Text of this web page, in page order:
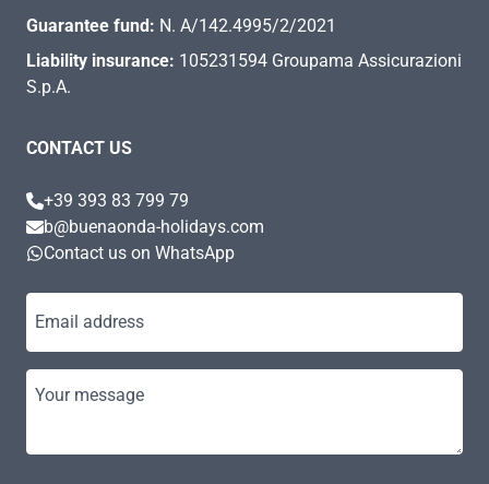
Guarantee fund: N. A/142.4995/2/2021
Liability insurance: 105231594 Groupama Assicurazioni
S.p.A.
CONTACT US
+39 393 83 799 79
b@buenaonda-holidays.com
Contact us on WhatsApp
Email address
Your message